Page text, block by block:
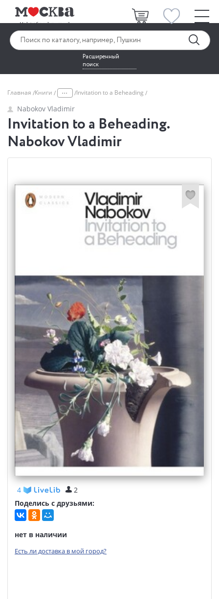
Расширенный
поиск
Главная Книги ... Invitation to a Beheading
Nabokov Vladimir
Invitation to a Beheading.
Nabokov Vladimir
4
2
Поделись с друзьями:
нет в наличии
Есть ли доставка в мой город?